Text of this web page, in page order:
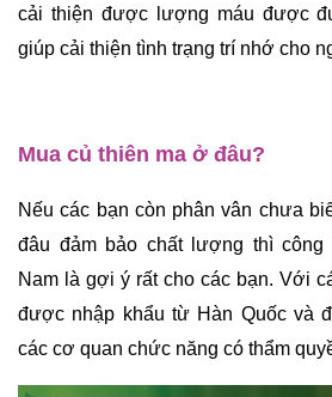
cải thiện được lượng máu được
giúp cải thiện tình trạng trí nhớ cho
Mua củ thiên ma ở đâu?
Nếu các bạn còn phân vân chưa
đâu đảm bảo chất lượng thì công
Nam là gợi ý rất cho các bạn. Với
được nhập khẩu từ Hàn Quốc và
các cơ quan chức năng có thẩm